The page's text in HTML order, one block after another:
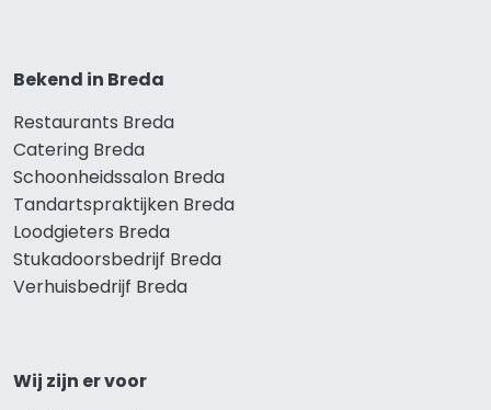
Bekend in Breda
Restaurants Breda
Catering Breda
Schoonheidssalon Breda
Tandartspraktijken Breda
Loodgieters Breda
Stukadoorsbedrijf Breda
Verhuisbedrijf Breda
Wij zijn er voor